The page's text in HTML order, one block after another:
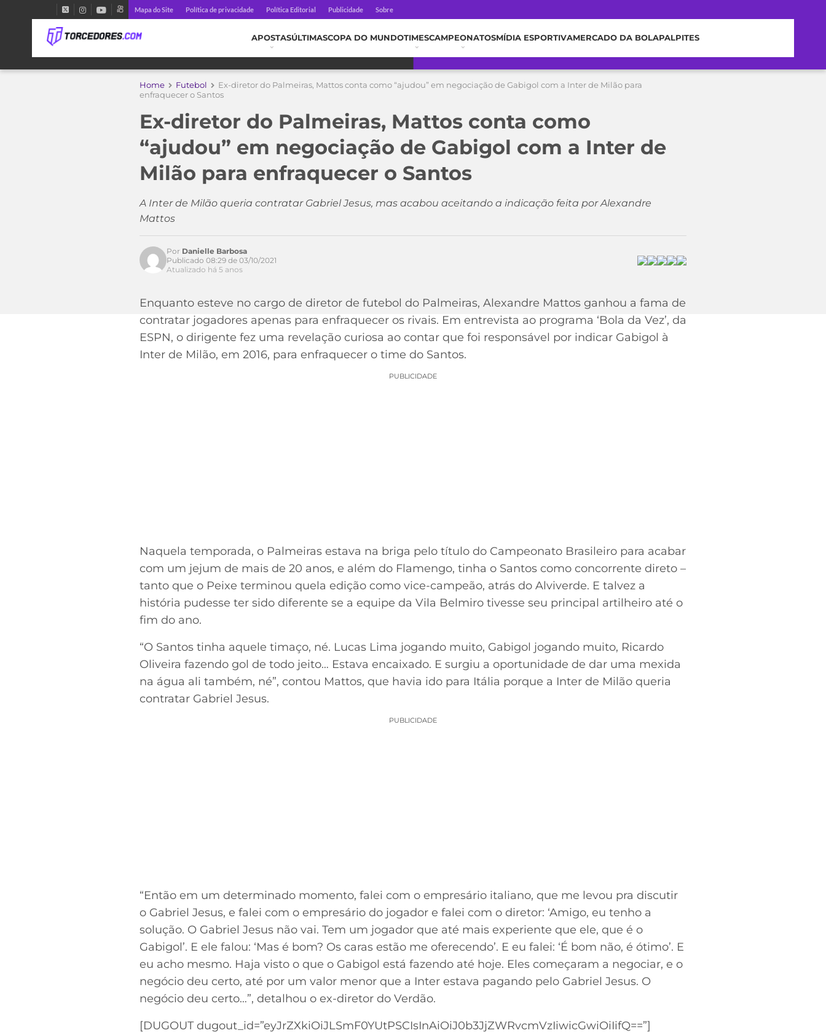
Mapa do Site Política de privacidade Política Editorial Publicidade Sobre
APOSTASÚLTIMASCOPA DO MUNDOTIMESCAMPEONATOSMÍDIA ESPORTIVAMERCADO DA BOLAPALPITES
Home Futebol
Ex-diretor do Palmeiras, Mattos conta como “ajudou” em negociação de Gabigol com a Inter de Milão para
enfraquecer o Santos
Ex-diretor do Palmeiras, Mattos conta como
“ajudou” em negociação de Gabigol com a Inter de
Milão para enfraquecer o Santos
A Inter de Milão queria contratar Gabriel Jesus, mas acabou aceitando a indicação feita por Alexandre
Mattos
Por Danielle Barbosa
Publicado 08:29 de 03/10/2021
Atualizado há 5 anos
Enquanto esteve no cargo de diretor de futebol do Palmeiras, Alexandre Mattos ganhou a fama de
contratar jogadores apenas para enfraquecer os rivais. Em entrevista ao programa ‘Bola da Vez’, da
ESPN, o dirigente fez uma revelação curiosa ao contar que foi responsável por indicar Gabigol à
Inter de Milão, em 2016, para enfraquecer o time do Santos.
PUBLICIDADE
Naquela temporada, o Palmeiras estava na briga pelo título do Campeonato Brasileiro para acabar
com um jejum de mais de 20 anos, e além do Flamengo, tinha o Santos como concorrente direto –
tanto que o Peixe terminou quela edição como vice-campeão, atrás do Alviverde. E talvez a
história pudesse ter sido diferente se a equipe da Vila Belmiro tivesse seu principal artilheiro até o
fim do ano.
“O Santos tinha aquele timaço, né. Lucas Lima jogando muito, Gabigol jogando muito, Ricardo
Oliveira fazendo gol de todo jeito… Estava encaixado. E surgiu a oportunidade de dar uma mexida
na água ali também, né”, contou Mattos, que havia ido para Itália porque a Inter de Milão queria
contratar Gabriel Jesus.
PUBLICIDADE
“Então em um determinado momento, falei com o empresário italiano, que me levou pra discutir
o Gabriel Jesus, e falei com o empresário do jogador e falei com o diretor: ‘Amigo, eu tenho a
solução. O Gabriel Jesus não vai. Tem um jogador que até mais experiente que ele, que é o
Gabigol’. E ele falou: ‘Mas é bom? Os caras estão me oferecendo’. E eu falei: ‘É bom não, é ótimo’. E
eu acho mesmo. Haja visto o que o Gabigol está fazendo até hoje. Eles começaram a negociar, e o
negócio deu certo, até por um valor menor que a Inter estava pagando pelo Gabriel Jesus. O
negócio deu certo…”, detalhou o ex-diretor do Verdão.
[DUGOUT dugout_id=”eyJrZXkiOiJLSmF0YUtPSCIsInAiOiJ0b3JjZWRvcmVzIiwicGwiOiIifQ==”]